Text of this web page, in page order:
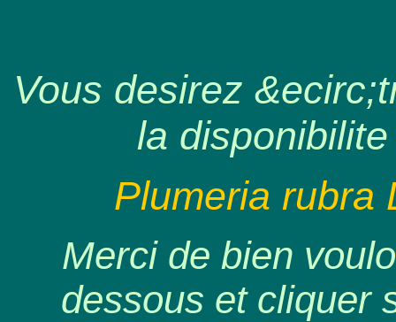
Vous desirez
la
Plumeria rubra
Merci de bien
dessous et cliquer